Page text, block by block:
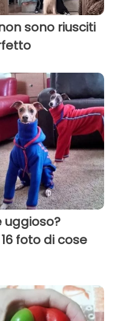
sono riusciti
uggioso?
foto di cose